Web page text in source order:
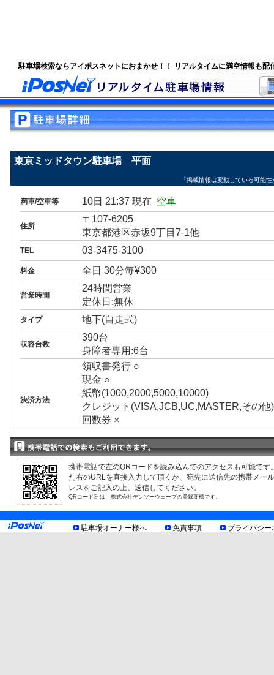
駐車場検索ならアイポスネットにおまかせ！！ リアルタイムに満空情報も配
東京ミッドタウン駐車場 平面
「掲載情報は変動している可能
満車/空車等 10日 21:37 現在 空車
住所
〒107-6205
東京都港区赤坂9丁目7-1他
TEL 03-3475-3100
料金 全日 30分毎¥300
営業時間
24時間営業
定休日:無休
タイプ 地下(自走式)
収容台数
390台
身障者専用:6台
決済方法
領収書発行 ○
現金 ○
紙幣(1000,2000,5000,10000)
クレジット(VISA,JCB,UC,MASTER,その他)
回数券 ×
プリペイドカード ×
制限事項
3ナンバー ○
RV ○
1BOX ○
外車 ○
高 2.30m まで
幅 2.00m まで
長 5.50m まで
携帯電話で左のQRコードを読み込んでのアクセスも可能です
た右のURLを直接入力して頂くか、宛先に送信先の携帯メー
レスをご記入の上、送信してください。
QRコード® は、株式会社デンソーウェーブの登録商標です。
駐車場オーナー様へ 免責事項 プライバシー